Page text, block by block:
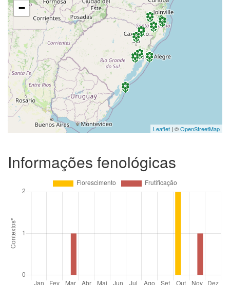
−
Leaflet | ©OpenStreetMap
Informações fenológicas